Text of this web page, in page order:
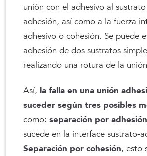
unión con el adhesivo al
adhesión, así como a la fuerza
adhesivo o cohesión. Se puede
adhesión de dos sustratos
realizando una rotura de la
Así, la falla en una unión
suceder según tres posibles
como:separación por adhesión
sucede en la interface sustrato-
Separación por cohesión, esto